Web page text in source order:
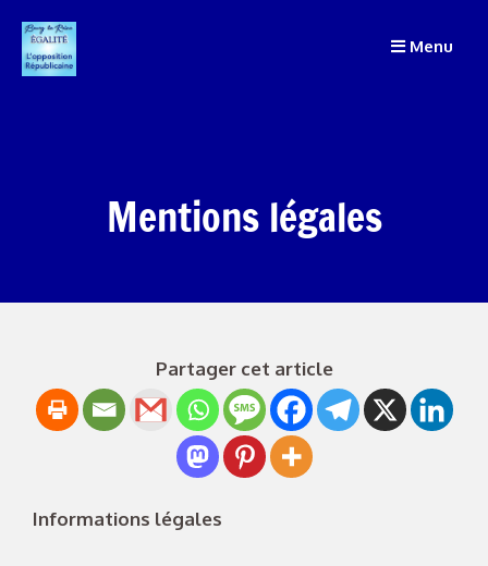
Menu
Mentions légales
Partager cet article
Informations légales